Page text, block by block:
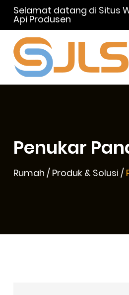
Selamat datang di Situs
Api Produsen
Penukar
Rumah / Produk & Solusi /